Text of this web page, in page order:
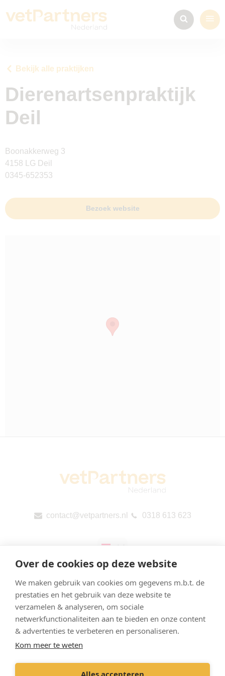
Over de cookies op deze website
We maken gebruik van cookies om gegevens m.b.t. de
prestaties en het gebruik van deze website te
verzamelen & analyseren, om sociale
netwerkfunctionaliteiten aan te bieden en onze content
& advertenties te verbeteren en personaliseren.
Kom meer te weten
Alles accepteren
Bekijk alle praktijken
Dierenartsenpraktijk
Deil
Boonakkerweg 3
4158 LG Deil
0345-652353
Bezoek website
contact@vetpartners.nl 0318 613 623
Privacyverklaring & Cookies
Onze praktijken
Openbare rapportage per land (CbCR) van de EU